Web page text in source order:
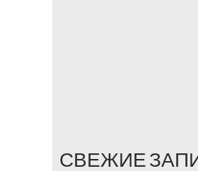
СВЕЖИЕ